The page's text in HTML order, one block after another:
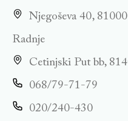
Njegoševa 40,
Radnje
Cetinjski Put bb,
068/79-71-79
020/240-430